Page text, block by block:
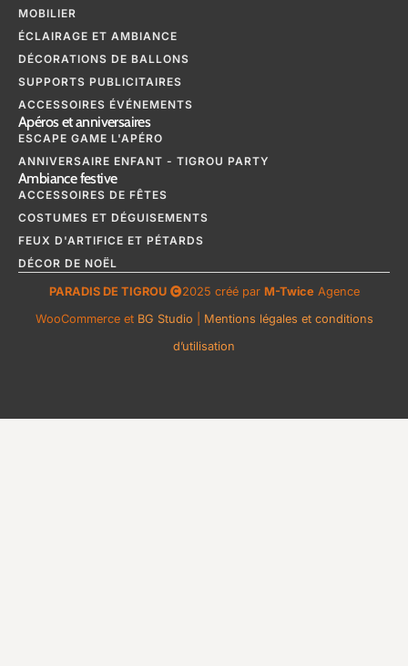
MOBILIER
ÉCLAIRAGE ET AMBIANCE
DÉCORATIONS DE BALLONS
SUPPORTS PUBLICITAIRES
ACCESSOIRES ÉVÉNEMENTS
Apéros et anniversaires
ESCAPE GAME L'APÉRO
ANNIVERSAIRE ENFANT - TIGROU PARTY
Ambiance festive
ACCESSOIRES DE FÊTES
COSTUMES ET DÉGUISEMENTS
FEUX D'ARTIFICE ET PÉTARDS
DÉCOR DE NOËL
PARADIS DE TIGROU 2025 créé par M-Twice Agence
WooCommerce et BG Studio
Mentions légales et conditions
d’utilisation